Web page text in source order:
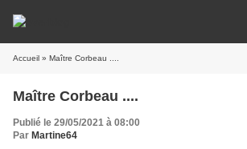
Accueil » Maître Corbeau ....
Maître Corbeau ....
Publié le 29/05/2021 à 08:00
Par Martine64